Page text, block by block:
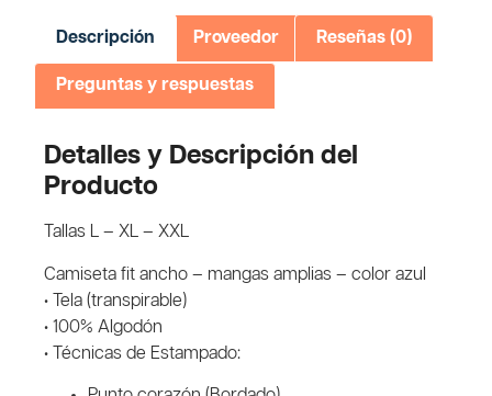
Descripción Proveedor Reseñas (0)
Preguntas y respuestas
Detalles y Descripción del
Producto
Tallas L – XL – XXL
Camiseta fit ancho – mangas amplias – color azul
• Tela (transpirable)
• 100% Algodón
• Técnicas de Estampado: